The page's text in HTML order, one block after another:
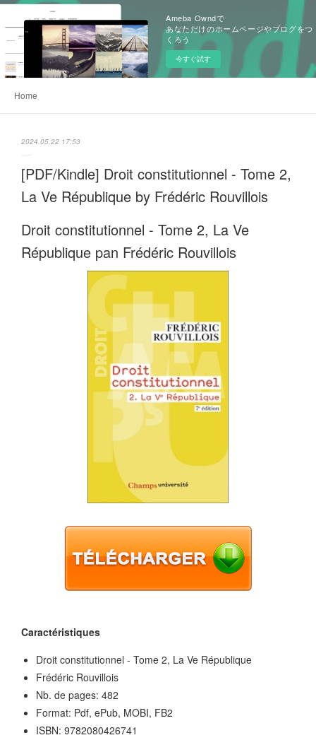
Ameba Owndで
あなただけのホームページやブログをつ
くろう
今すぐ試す
Home
2024.05.22 17:53
[PDF/Kindle] Droit constitutionnel - Tome 2,
La Ve République by Frédéric Rouvillois
Droit constitutionnel - Tome 2, La Ve
République pan Frédéric Rouvillois
Caractéristiques
Droit constitutionnel - Tome 2, La Ve République
Frédéric Rouvillois
Nb. de pages: 482
Format: Pdf, ePub, MOBI, FB2
ISBN: 9782080426741